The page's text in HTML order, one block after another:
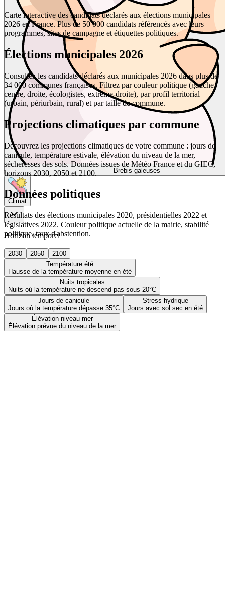
Brebis galeuses
Climat
Horizon temporel
2030 2050
2100
Température été
Hausse de la température moyenne en été
Nuits tropicales
Nuits où la température ne descend pas sous 20°C
Jours de canicule
Jours où la température dépasse 35°C
Stress hydrique
Jours avec sol sec en été
Élévation niveau mer
Élévation prévue du niveau de la mer
Carte interactive des candidats déclarés aux élections municipales
2026 en France. Plus de 50 000 candidats référencés avec leurs
programmes, sites de campagne et étiquettes politiques.
Élections municipales 2026
Consultez les candidats déclarés aux municipales 2026 dans plus de
34 000 communes françaises. Filtrez par couleur politique (gauche,
centre, droite, écologistes, extrême-droite), par profil territorial
(urbain, périurbain, rural) et par taille de commune.
Projections climatiques par commune
Découvrez les projections climatiques de votre commune : jours de
canicule, température estivale, élévation du niveau de la mer,
sécheresses des sols. Données issues de Météo France et du GIEC,
horizons 2030, 2050 et 2100.
Données politiques
Résultats des élections municipales 2020, présidentielles 2022 et
législatives 2022. Couleur politique actuelle de la mairie, stabilité
politique, taux d'abstention.